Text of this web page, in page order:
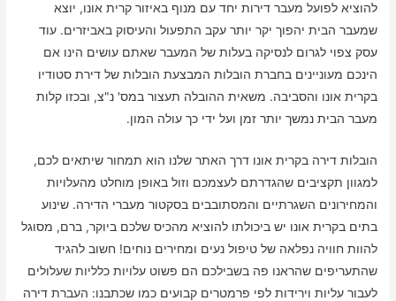
להוציא לפועל מעבר דירות יחד עם מנוף באיזור קרית אונו, יוצא
שמעבר הבית יהפוך יקר יותר עקב התפעול והעיסוק באביזרים. עוד
עסק צפוי לגרום לנסיקה בעלות של המעבר שאתם עושים הינו אם
הינכם מעוניינים בחברת הובלות המבצעת הובלות של דירת סטודיו
בקרית אונו והסביבה. משאית ההובלה תעצור במס' נ"צ, ובכזו קלות
מעבר הבית נמשך יותר זמן ועל ידי כך עולה המון.
הובלות דירה בקרית אונו דרך האתר שלנו הוא תמחור שיתאים לכם,
למגוון תקציבים שהגדרתם לעצמכם וזול באופן מוחלט מהעלויות
והמחירונים השגרתיים והמסתובבים בסקטור מעברי הדירה. שינוע
בתים בקרית אונו יש ביכולתו להוציא מהכיס שלכם ביוקר, ברם, מסוגל
להוות חוויה נפלאה של טיפול נעים ומחירים נוחים! חשוב להגיד
שהתעריפים שהראנו פה בשבילכם הם פשוט עלויות כלליות שעלולים
לעבור עליות וירידות לפי פרמטרים קבועים כמו שכתבנו: העברת דירה